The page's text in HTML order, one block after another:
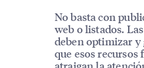
No basta con
web o listados.
deben optimizar
que esos recursos
atraigan la